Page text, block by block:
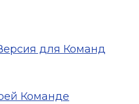
для Команд
Команде